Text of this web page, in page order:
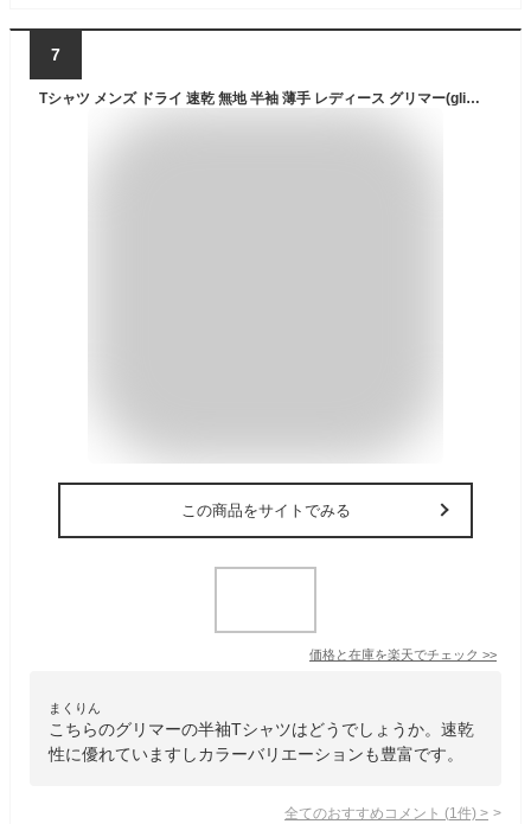
7
Tシャツ メンズ ドライ 速乾 無地 半袖 薄手 レディース グリマー(glimmer) 3.5オンス 00350-AIT 早
この商品をサイトでみる
価格と在庫を楽天でチェック >>
まくりん
こちらのグリマーの半袖Tシャツはどうでしょうか。速乾
性に優れていますしカラーバリエーションも豊富です。
全てのおすすめコメント (1 件) >